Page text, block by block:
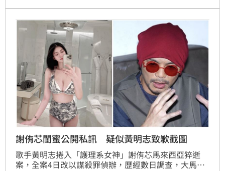
「職業是不分貴賤」惹怒謝侑芯閨蜜謝薇安，她忍不住
發文開嗆了。
謝侑芯閨蜜公開私訊 疑似黃明志致歉截圖
歌手黃明志捲入「護理系女神」謝侑芯馬來西亞猝逝
案，全案4日改以謀殺罪偵辦，歷經數日調查，大馬警